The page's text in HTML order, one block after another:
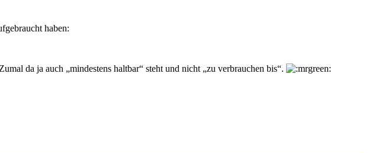
haben:
da ja auch „mindestens haltbar“ steht und nicht „zu verbrauchen bis“.